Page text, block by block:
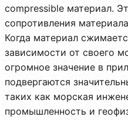
compressible материал.
сопротивления
Когда материал
зависимости от своего
огромное значение в
подвергаются
таких как морская
промышленность и